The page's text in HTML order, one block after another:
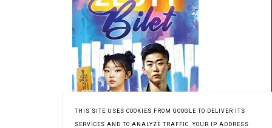
THIS SITE USES COOKIES FROM GOOGLE TO DELIVER ITS
SERVICES AND TO ANALYZE TRAFFIC. YOUR IP ADDRESS